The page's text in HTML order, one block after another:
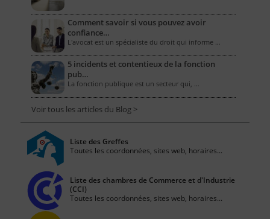
Comment savoir si vous pouvez avoir
confiance…
L'avocat est un spécialiste du droit qui informe …
5 incidents et contentieux de la fonction
pub…
La fonction publique est un secteur qui, …
Voir tous les articles du Blog >
Liste des Greffes
Toutes les coordonnées, sites web, horaires...
Liste des chambres de Commerce et d'Industrie
(CCI)
Toutes les coordonnées, sites web, horaires...